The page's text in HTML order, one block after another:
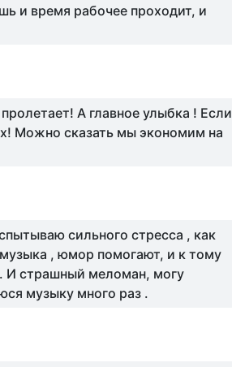
и время рабочее проходит, и
А главное улыбка ! Если
Можно сказать мы экономим на
сильного стресса , как
, юмор помогают, и к тому
И страшный меломан, могу
музыку много раз .